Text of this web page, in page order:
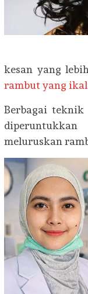
kesan yang
rambut yang
Berbagai teknik
meluruskan